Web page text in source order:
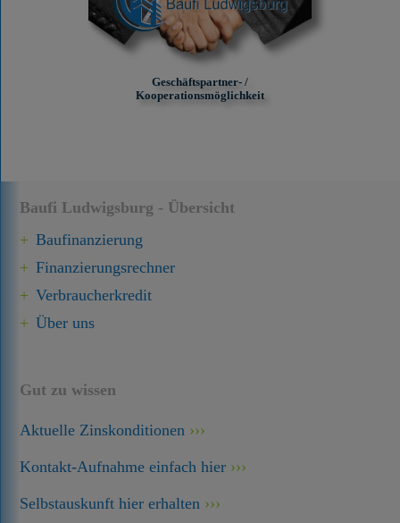
Baufi Ludwigsburg - Übersicht
Baufinanzierung
Finanzierungsrechner
Verbraucherkredit
Über uns
Gut zu wissen
Aktuelle Zinskonditionen
Kontakt-Aufnahme einfach hier
Selbstauskunft hier erhalten
Geschäftspartner- /
Kooperationsmöglichkeit